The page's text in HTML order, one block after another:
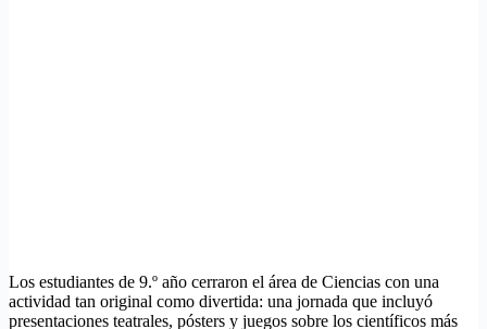
Los estudiantes de 9.º año cerraron el área de Ciencias con una
actividad tan original como divertida: una jornada que incluyó
presentaciones teatrales, pósters y juegos sobre los científicos más